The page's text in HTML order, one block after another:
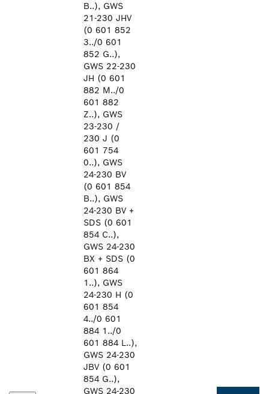
B..), GWS
21-230 JHV
(0 601 852
3../0 601
852 G..),
GWS 22-230
JH (0 601
882 M../0
601 882
Z..), GWS
23-230 /
230 J (0
601 754
0..), GWS
24-230 BV
(0 601 854
B..), GWS
24-230 BV +
SDS (0 601
854 C..),
GWS 24-230
BX + SDS (0
601 864
1..), GWS
24-230 H (0
601 854
4../0 601
884 1../0
601 884 L..),
GWS 24-230
JBV (0 601
854 G..),
GWS 24-230